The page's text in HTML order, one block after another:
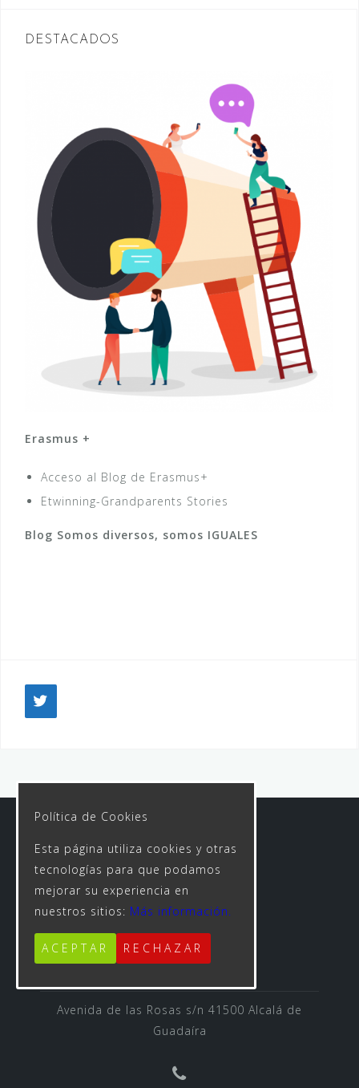
DESTACADOS
Erasmus +
Acceso al Blog de Erasmus+
Etwinning-Grandparents Stories
Blog Somos diversos, somos IGUALES
Avenida de las Rosas s/n 41500 Alcalá de
Guadaíra
Política de Cookies
Esta página utiliza cookies y otras
tecnologías para que podamos
mejorar su experiencia en
nuestros sitios: Más información.
ACEPTAR RECHAZAR